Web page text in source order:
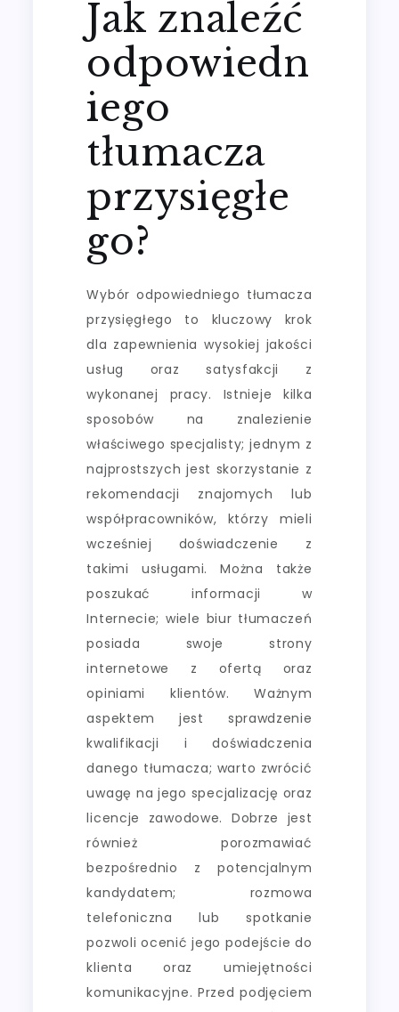
Jak znaleźć
odpowiedn
iego
tłumacza
przysięgłe
go?
Wybór odpowiedniego tłumacza
przysięgłego to kluczowy krok
dla zapewnienia wysokiej jakości
usług oraz satysfakcji z
wykonanej pracy. Istnieje kilka
sposobów na znalezienie
właściwego specjalisty; jednym z
najprostszych jest skorzystanie z
rekomendacji znajomych lub
współpracowników, którzy mieli
wcześniej doświadczenie z
takimi usługami. Można także
poszukać informacji w
Internecie; wiele biur tłumaczeń
posiada swoje strony
internetowe z ofertą oraz
opiniami klientów. Ważnym
aspektem jest sprawdzenie
kwalifikacji i doświadczenia
danego tłumacza; warto zwrócić
uwagę na jego specjalizację oraz
licencje zawodowe. Dobrze jest
również porozmawiać
bezpośrednio z potencjalnym
kandydatem; rozmowa
telefoniczna lub spotkanie
pozwoli ocenić jego podejście do
klienta oraz umiejętności
komunikacyjne. Przed podjęciem